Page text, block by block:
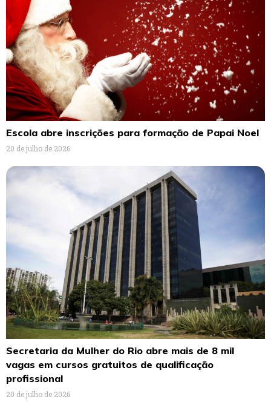
Escola abre inscrições para formação de Papai Noel
20 de julho de 2026
Secretaria da Mulher do Rio abre mais de 8 mil
vagas em cursos gratuitos de qualificação
profissional
20 de julho de 2026